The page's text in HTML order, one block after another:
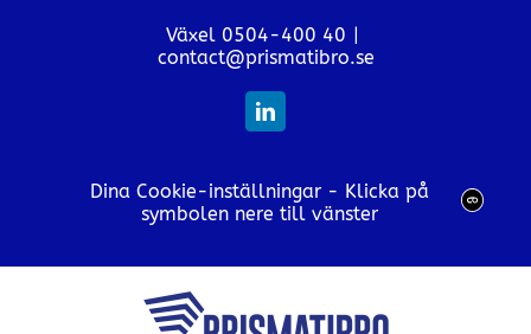
Växel 0504-400 40 |
contact@prismatibro.se
LinkedIn
Dina Cookie-inställningar - Klicka på
symbolen nere till vänster